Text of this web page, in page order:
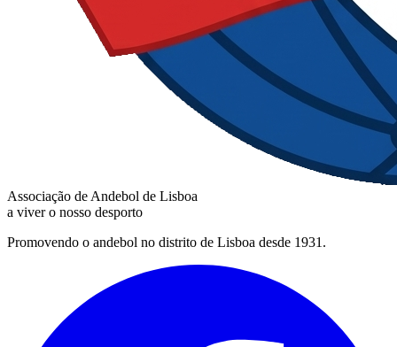
Associação de Andebol de Lisboa
a viver o nosso desporto
Promovendo o andebol no distrito de Lisboa desde 1931.